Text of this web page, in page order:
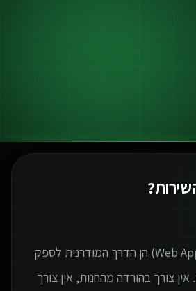
אפליקציות ווב (Web Apps) הן הדרך המודרנית לספק
אין צורך בהורדה מהחנות, אין צורך